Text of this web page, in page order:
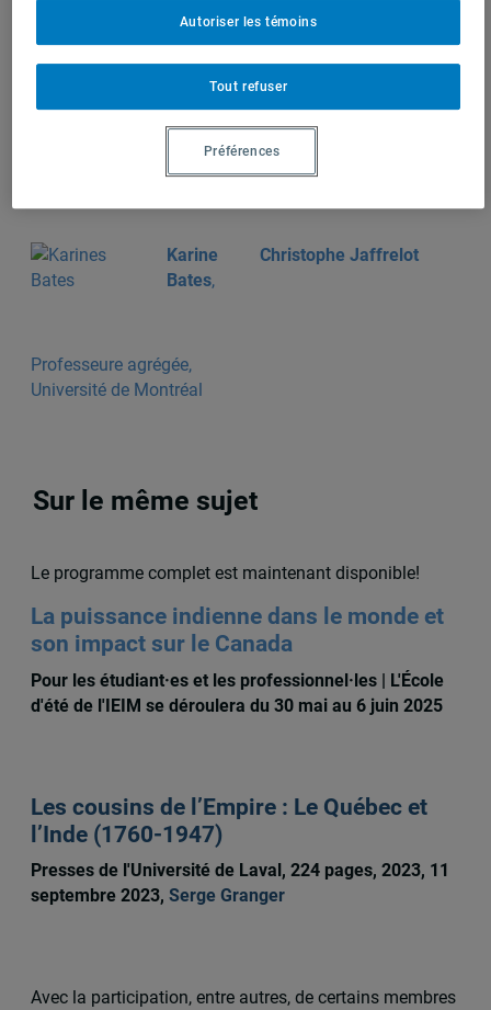
Serge
, Professeur
Boisvert
Département de sciences
des religions de l’UQAM et
Karine
Bates,
Professeure agrégée,
Université de Montréal
Christophe Jaffrelot
Sur le même sujet
Le programme complet est maintenant disponible!
La puissance indienne dans le monde et
son impact sur le Canada
Pour les étudiant·es et les professionnel·les | L'École
d'été de l'IEIM se déroulera du 30 mai au 6 juin 2025
Les cousins de l’Empire : Le Québec et
l’Inde (1760-1947)
Presses de l'Université de Laval, 224 pages, 2023, 11
septembre 2023, Serge Granger
Avec la participation, entre autres, de certains membres
Tout refuser
Autoriser les témoins
Préférences